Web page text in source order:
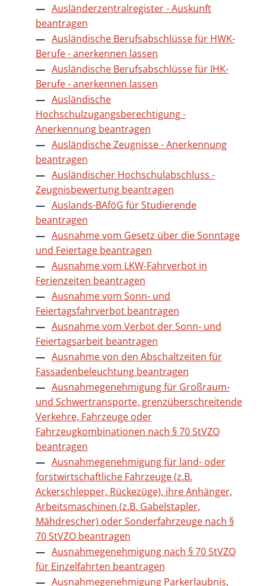
Ausländerzentralregister - Auskunft
beantragen
Ausländische Berufsabschlüsse für HWK-
Berufe - anerkennen lassen
Ausländische Berufsabschlüsse für IHK-
Berufe - anerkennen lassen
Ausländische
Hochschulzugangsberechtigung -
Anerkennung beantragen
Ausländische Zeugnisse - Anerkennung
beantragen
Ausländischer Hochschulabschluss -
Zeugnisbewertung beantragen
Auslands-BAföG für Studierende
beantragen
Ausnahme vom Gesetz über die Sonntage
und Feiertage beantragen
Ausnahme vom LKW-Fahrverbot in
Ferienzeiten beantragen
Ausnahme vom Sonn- und
Feiertagsfahrverbot beantragen
Ausnahme vom Verbot der Sonn- und
Feiertagsarbeit beantragen
Ausnahme von den Abschaltzeiten für
Fassadenbeleuchtung beantragen
Ausnahmegenehmigung für Großraum-
und Schwertransporte, grenzüberschreitende
Verkehre, Fahrzeuge oder
Fahrzeugkombinationen nach § 70 StVZO
beantragen
Ausnahmegenehmigung für land- oder
forstwirtschaftliche Fahrzeuge (z.B.
Ackerschlepper, Rückezüge), ihre Anhänger,
Arbeitsmaschinen (z.B. Gabelstapler,
Mähdrescher) oder Sonderfahrzeuge nach §
70 StVZO beantragen
Ausnahmegenehmigung nach § 70 StVZO
für Einzelfahrten beantragen
Ausnahmegenehmigung Parkerlaubnis,